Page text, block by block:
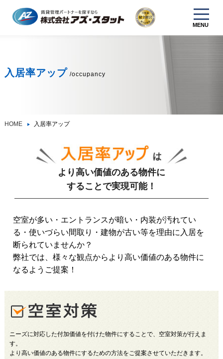
MENU
入居率アップ /occupancy
HOME 入居率アップ
より高い価値のある物件に
することで実現可能！
空室が多い・エントランスが暗い・内装が汚れてい
る・使いづらい間取り・建物が古い等を理由に入居を
断られていませんか？
弊社では、様々な観点から より高い価値のある物件に
なるようご提案！
ニーズに対応した付加価値を付けた物件にすることで、空室対策が行えま
す。
より高い価値のある物件にするための方法をご提案させていただきます。